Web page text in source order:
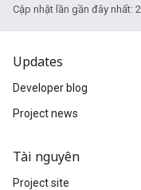
Cập nhật lần gần đây nhất:
Updates
Developer blog
Project news
Tài nguyên
Project site